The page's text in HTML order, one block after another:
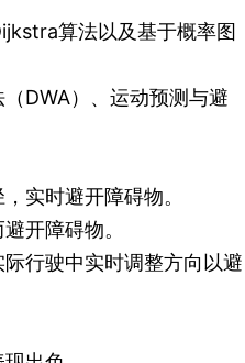
算法以及基于概率图
DWA）、运动预测与避
实时避开障碍物。
开障碍物。
行驶中实时调整方向以避